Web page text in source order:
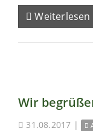
Weiterlesen
Wir
31.08.2017 |